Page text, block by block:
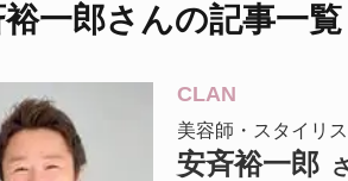
一郎さんの記事一覧
CLAN
美容師・スタイリ
安斉裕一郎